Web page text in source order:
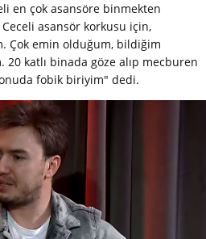
en çok asansöre binmekten
asansör korkusu için,
Çok emin olduğum, bildiğim
katlı binada göze alıp mecburen
fobik biriyim" dedi.